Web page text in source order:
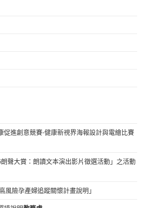
促進創意競賽-健康新視界海報設計與電繪比賽
聲大賞：朗讀文本演出影片徵選活動」之活動
風險孕產婦追蹤關懷計畫說明」